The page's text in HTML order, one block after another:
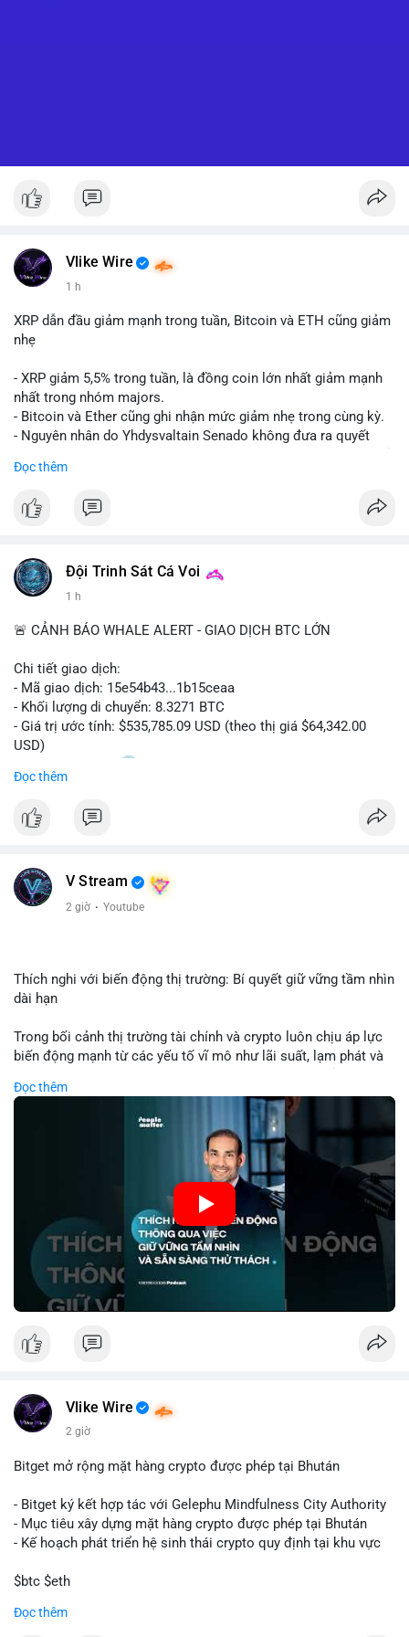
Vlike Wire
1 h
XRP dẫn đầu giảm mạnh trong tuần, Bitcoin và ETH cũng giảm
nhẹ
- XRP giảm 5,5% trong tuần, là đồng coin lớn nhất giảm mạnh
nhất trong nhóm majors.
- Bitcoin và Ether cũng ghi nhận mức giảm nhẹ trong cùng kỳ.
- Nguyên nhân do Yhdysvaltain Senado không đưa ra quyết
hè, đẩy việc thảo luận sang tháng 9.
XRP và Ripple, ảnh hưởng đến tâm lý nhà đầu tư.
#ripple
📰 Nguồn: CoinDesk
Đọc thêm
Đội Trinh Sát Cá Voi
1 h
🚨 CẢNH BÁO WHALE ALERT - GIAO DỊCH BTC LỚN
Chi tiết giao dịch:
- Mã giao dịch: 15e54b43...1b15ceaa
- Khối lượng di chuyển: 8.3271 BTC
- Giá trị ước tính: $535,785.09 USD (theo thị giá $64,342.00
USD)
- Thời gian: 04:20
Nhận định phân tích: Giao dịch 8.3271 BTC trị giá hơn nửa triệu
USD được thực hiện trong khung giờ sáng sớm, cho thấy dấu
đủ tạo áp lực bán trực tiếp lên thị trường nhưng phản ánh tâm
lý thận trọng của cá voi. Nếu dòng tiền này hướng về ví sàn
của BTC.
tương tự trong 24 giờ tới để xác nhận xu hướng. Không nên
hành động vội vàng dựa trên một giao dịch đơn lẻ, hãy ưu tiên
#giaodichlon
#tamlycavoi
Đọc thêm
V Stream
2 giờ · Youtube
Thích nghi với biến động thị trường: Bí quyết giữ vững tầm nhìn
dài hạn
Trong bối cảnh thị trường tài chính và crypto luôn chịu áp lực
biến động mạnh từ các yếu tố vĩ mô như lãi suất, lạm phát và
chìa khóa để đầu tư viên vượt qua giai đoạn không chắc chắn.
Thay vì phản ứng cảm xúc với những dao động ngắn hạn, các
nhà đầu tư thành công thường tập trung vào nguyên tắc cơ
bản, phân배 tài sản hợp lý và kiên持 theo kế hoạch đã định.
Điều này không chỉ giúp giảm rủi ro mà còn tạo điều kiện để
tận dụng cơ hội khi thị trường phục hồi.
🎥 Xem video trực tiếp tại:
Nguồn: VIETSUCCESS
Đọc thêm
Vlike Wire
2 giờ
Bitget mở rộng mặt hàng crypto được phép tại Bhután
- Bitget ký kết hợp tác với Gelephu Mindfulness City Authority
- Mục tiêu xây dựng mặt hàng crypto được phép tại Bhután
- Kế hoạch phát triển hệ sinh thái crypto quy định tại khu vực
$btc $eth
#vlikevn
Đọc thêm